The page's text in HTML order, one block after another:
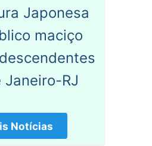
Japonesa
maciço
Janeiro-RJ
Notícias